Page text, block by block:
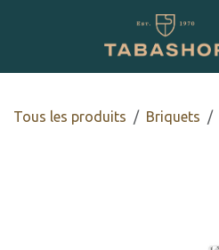
Tous les produits ​​​​Briquets